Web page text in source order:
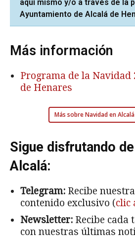
aquí mismo y/o a través de la
Ayuntamiento de Alcalá de
Más información
Programa de la Navidad
de Henares
Más sobre Navidad en
Sigue disfrutando
Alcalá:
Telegram: Recibe
contenido exclusivo (clic
Newsletter: Recibe cada
con nuestras últimas